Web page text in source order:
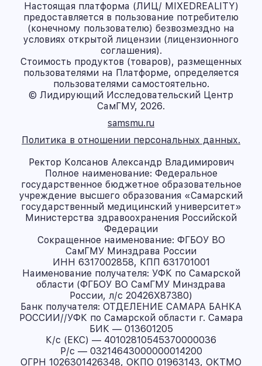
Настоящая платформа (ЛИЦ/ MIXEDREALITY)
предоставляется в пользование потребителю
(конечному пользователю) безвозмездно на
условиях открытой лицензии (лицензионного
соглашения).
Стоимость продуктов (товаров), размещенных
пользователями на Платформе, определяется
пользователями самостоятельно.
© Лидирующий Исследовательский Центр
СамГМУ, 2026.
samsmu.ru
Политика в отношении персональных данных.
Ректор Колсанов Александр Владимирович
Полное наименование: Федеральное
государственное бюджетное образовательное
учреждение высшего образования «Самарский
государственный медицинский университет»
Министерства здравоохранения Российской
Федерации
Сокращенное наименование: ФГБОУ ВО
СамГМУ Минздрава России
ИНН 6317002858, КПП 631701001
Наименование получателя: УФК по Самарской
области (ФГБОУ ВО СамГМУ Минздрава
России, л/с 20426X87380)
Банк получателя: ОТДЕЛЕНИЕ САМАРА БАНКА
РОССИИ//УФК по Самарской области г. Самара
БИК — 013601205
К/с (ЕКС) — 40102810545370000036
Р/с — 03214643000000014200
ОГРН 1026301426348, ОКПО 01963143, ОКТМО